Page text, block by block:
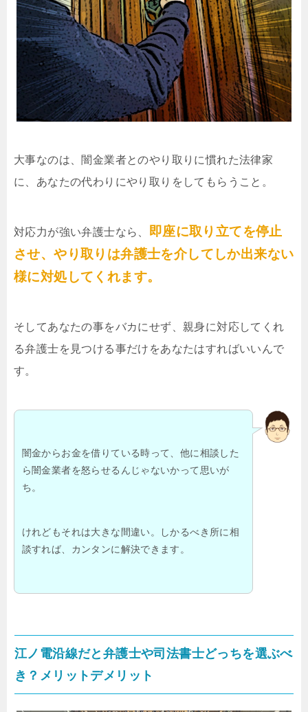
大事なのは、闇金業者とのやり取りに慣れた法律家
に、あなたの代わりにやり取りをしてもらうこと。
対応力が強い弁護士なら、 即座に取り立てを停止
させ、やり取りは弁護士を介してしか出来ない
様に対処してくれます。
そしてあなたの事をバカにせず、親身に対応してくれ
る弁護士を見つける事だけをあなたはすればいいんで
す。
闇金からお金を借りている時って、他に相談した
ら闇金業者を怒らせるんじゃないかって思いが
ち。
けれどもそれは大きな間違い。しかるべき所に相
談すれば、カンタンに解決できます。
江ノ電沿線だと弁護士や司法書士どっちを選ぶべ
き？メリットデメリット